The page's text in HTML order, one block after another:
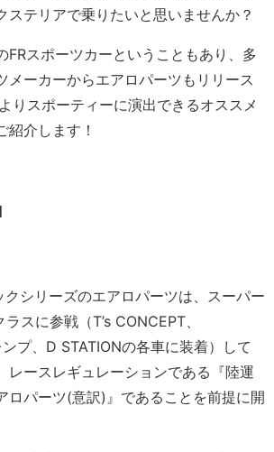
ステリアで乗りたいと思いませんか？
FRスポーツカーということもあり、多
メーカーからエアロパーツもリリース
りスポーティーに演出できるオススメ
紹介します！
シリーズのエアロパーツは、スーパー
スに参戦（T’s CONCEPT、
プ、D STATIONの各車に装着）して
レースレギュレーションである『陸運
ロパーツ(意訳)』であることを前提に開